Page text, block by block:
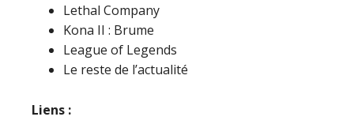
Lethal Company
Kona II : Brume
League of Legends
Le reste de l’actualité
Liens :